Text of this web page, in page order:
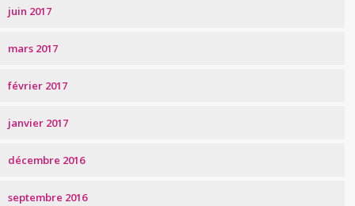
juin 2017
mars 2017
février 2017
janvier 2017
décembre 2016
septembre 2016